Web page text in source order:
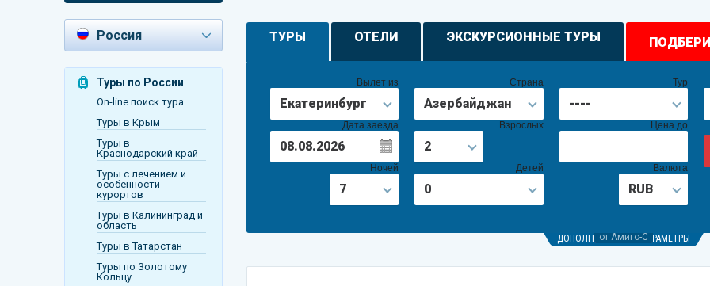
Россия
Азербайджан
Венгрия
Греция
Египет
Испания
Катар
Туры по России
On-line поиск тура
Туры в Крым
Туры в
Краснодарский край
Туры с лечением и
особенности
курортов
Туры в Калининград и
область
Туры в Татарстан
Туры по Золотому
Кольцу
ТУРЫ
от Амиго-С
ОТЕЛИ
от Амиго-С
ЭКСКУРСИОННЫЕ ТУРЫ
от Амиго-С
Вылет из
Екатеринбург
Страна
Азербайджан
Тур
----
Дата заезда
Ночей
7
Взрослых
2
Детей
0
Цена до
Валюта
RUB
ДОПОЛНИТЕЛЬНЫЕ ПАРАМЕТРЫ